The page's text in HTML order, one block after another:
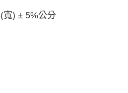
寬) ± 5%公分